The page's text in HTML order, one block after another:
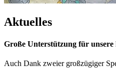
Aktuelles
Große Unterstützung für
Auch Dank zweier großzügiger